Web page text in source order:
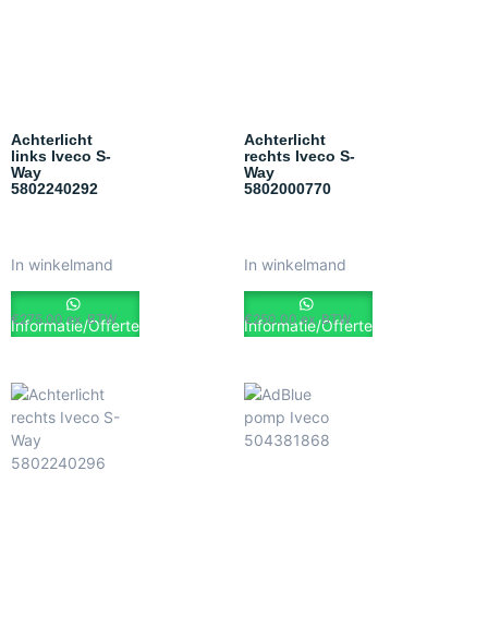
Achterlicht
links Iveco S-
Way
5802240292
€275.00 ex. BTW
In winkelmand
Informatie/Offerte
Achterlicht
rechts Iveco S-
Way
5802000770
€250.00 ex. BTW
In winkelmand
Informatie/Offerte